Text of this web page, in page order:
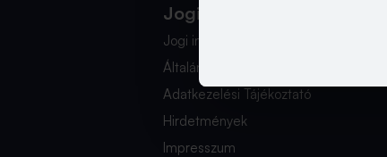
Jogi Dokumentumok
Jogi információk
Általános Szerződési Feltételek
Adatkezelési Tájékoztató
Hirdetmények
Impresszum